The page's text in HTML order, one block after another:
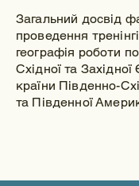
Загальний досвід
проведення
географія роботи
Східної та
країни Південно-
та Південної